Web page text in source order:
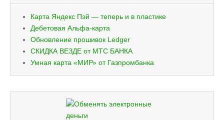
Карта Яндекс Пэй — теперь и в пластике
Дебетовая Альфа-карта
Обновление прошивок Ledger
СКИДКА ВЕЗДЕ от МТС БАНКА
Умная карта «МИР» от Газпромбанка